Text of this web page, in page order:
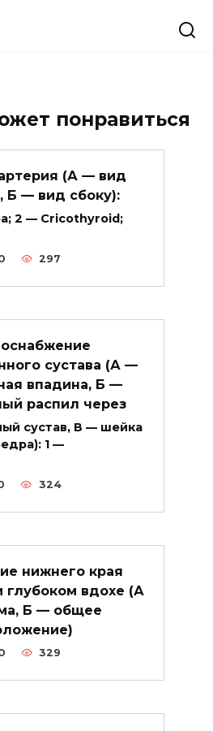
понравиться
(А — вид
Б — вид сбоку):
2 — Cricothyroid;
297
сустава (А —
впадина, Б —
распил через
сустав, В — шейка
1 —
324
нижнего края
глубоком вдохе (А
Б — общее
329